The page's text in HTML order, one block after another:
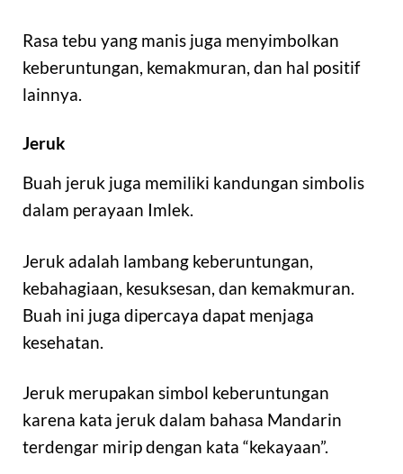
Rasa tebu yang manis juga menyimbolkan
keberuntungan, kemakmuran, dan hal positif
lainnya.
Jeruk
Buah jeruk juga memiliki kandungan simbolis
dalam perayaan Imlek.
Jeruk adalah lambang keberuntungan,
kebahagiaan, kesuksesan, dan kemakmuran.
Buah ini juga dipercaya dapat menjaga
kesehatan.
Jeruk merupakan simbol keberuntungan
karena kata jeruk dalam bahasa Mandarin
terdengar mirip dengan kata “kekayaan”.